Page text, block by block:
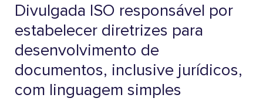
Divulgada ISO responsável por
estabelecer diretrizes para
desenvolvimento de
documentos, inclusive jurídicos,
com linguagem simples